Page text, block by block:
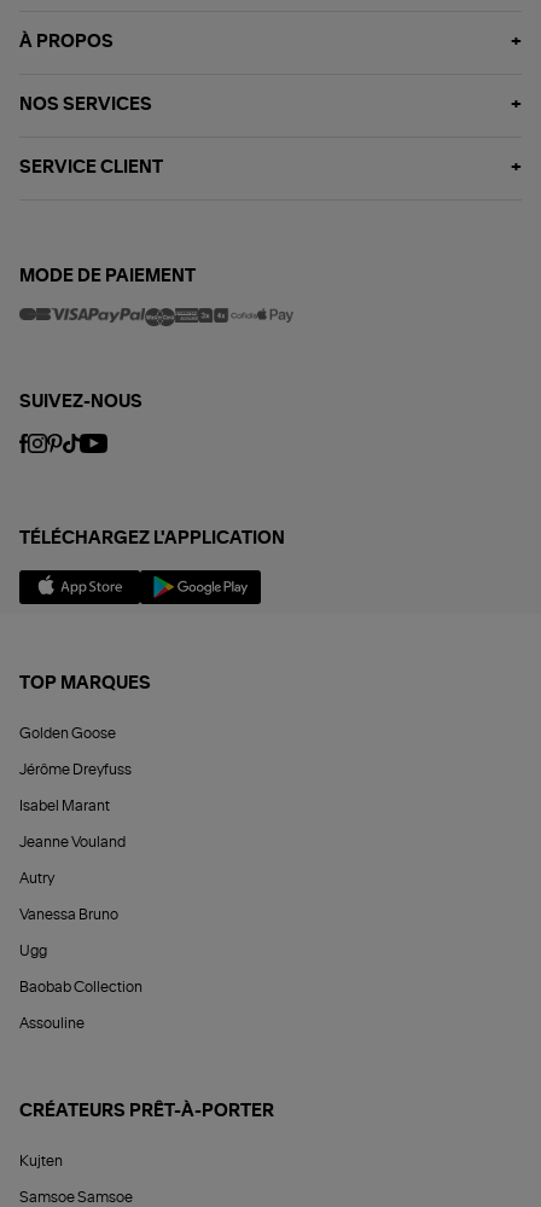
À PROPOS
NOS SERVICES
SERVICE CLIENT
MODE DE PAIEMENT
SUIVEZ-NOUS
TÉLÉCHARGEZ L'APPLICATION
TOP MARQUES
Golden Goose
Jérôme Dreyfuss
Isabel Marant
Jeanne Vouland
Autry
Vanessa Bruno
Ugg
Baobab Collection
Assouline
CRÉATEURS PRÊT-À-PORTER
Kujten
Samsoe Samsoe